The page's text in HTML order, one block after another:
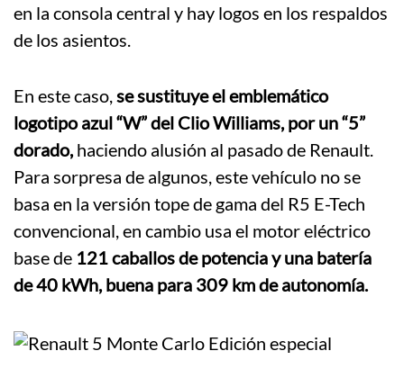
en la consola central y hay logos en los respaldos
de los asientos.
En este caso,se sustituye el emblemático
logotipo azul “W” del Clio Williams, por un “5”
dorado,haciendo alusión al pasado de Renault.
Para sorpresa de algunos, este vehículo no se
basa en la versión tope de gama del R5 E-Tech
convencional, en cambio usa el motor eléctrico
base de 121 caballos de potencia y una batería
de 40 kWh, buena para 309 km de autonomía.